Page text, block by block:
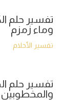
تفسير حلم
وماء زمزم
تفسير الأحلام
تفسير حلم
والمخطوبين